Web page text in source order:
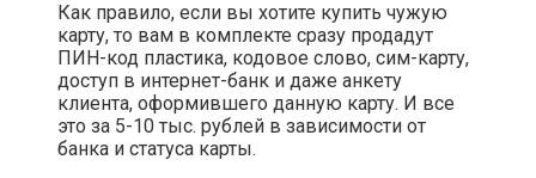
Как правило, если вы хотите купить чужую
карту, то вам в комплекте сразу продадут
ПИН-код пластика, кодовое слово, сим-карту,
доступ в интернет-банк и даже анкету
клиента, оформившего данную карту. И все
это за 5-10 тыс. рублей в зависимости от
банка и статуса карты.